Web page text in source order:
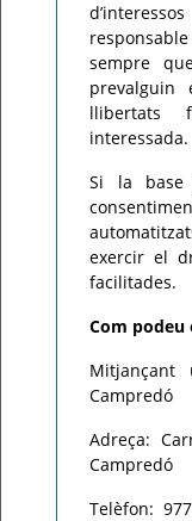
sempre
llibertats
interessada.
Si la base
exercir el
facilitades.
Com podeu
Campredó
Adreça:
Campredó
Telèfon: